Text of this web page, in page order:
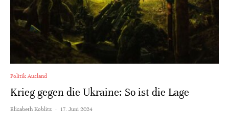
Politik Ausland
Krieg gegen die Ukraine: So ist die Lage
Elisabeth Koblitz · 17. Juni 2024